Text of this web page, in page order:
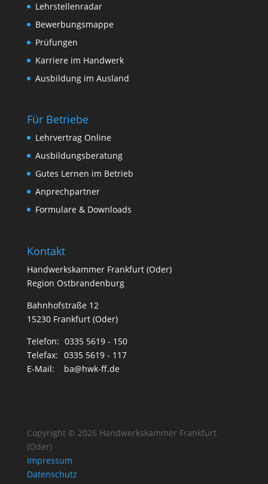
Lehrstellenradar
Bewerbungsmappe
Prüfungen
Karriere im Handwerk
Ausbildung im Ausland
Für Betriebe
Lehrvertrag Online
Ausbildungsberatung
Gutes Lernen im Betrieb
Anprechpartner
Formulare & Downloads
Kontakt
Handwerkskammer Frankfurt (Oder)
Region Ostbrandenburg
Bahnhofstraße 12
15230 Frankfurt (Oder)
Telefon: 0335 5619 - 150
Telefax: 0335 5619 - 117
E-Mail:
ba@hwk-ff.de
Copyright © 2026 Handwerkskammer Frankfurt
(Oder)
Impressum
Datenschutz